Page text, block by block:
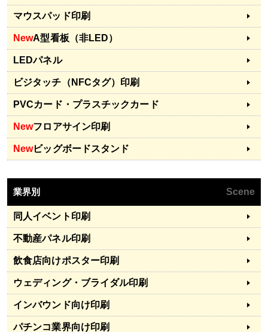
マウスパッド印刷
NewA型看板（非LED）
LEDパネル
ビジタッチ（NFCタグ）印刷
PVCカード・プラスチックカード
Newフロアサイン印刷
Newビッグボードスタンド
業界別 Scene
同人イベント印刷
不動産パネル印刷
飲食店向けポスター印刷
ウェディング・ブライダル印刷
インバウンド向け印刷
パチンコ業界向け印刷